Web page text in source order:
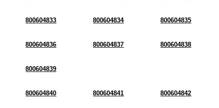
800604833 800604834 800604835
800604836 800604837 800604838
800604839
800604840 800604841 800604842